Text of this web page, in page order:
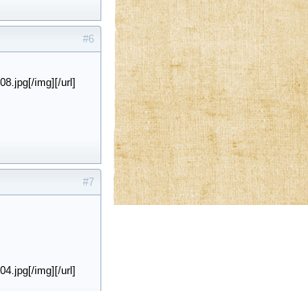
#6
img][/url]
#7
img][/url]